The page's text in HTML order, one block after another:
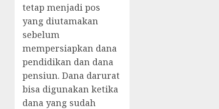
tetap menjadi pos
yang diutamakan
sebelum
mempersiapkan dana
pendidikan dan dana
pensiun. Dana darurat
bisa digunakan ketika
dana yang sudah